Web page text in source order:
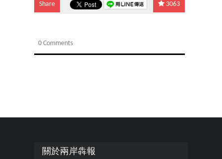
Share 3063
0 Comments
關於兩岸犇報